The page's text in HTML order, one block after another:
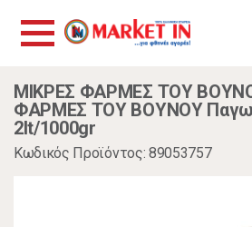
ΜΙΚΡΕΣ ΦΑΡΜΕΣ ΤΟΥ
ΦΑΡΜΕΣ ΤΟΥ ΒΟΥΝΟΥ
2lt/1000gr
Κωδικός Προϊόντος: 89053757